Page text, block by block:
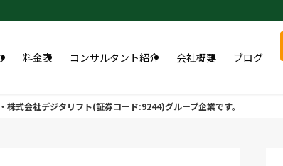
料金表 コンサルタント紹介 会社概要 ブログ
株式会社デジタリフト(証券コード:9244)グループ企業です。